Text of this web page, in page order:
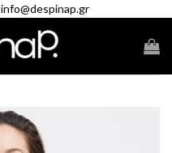
info@despinap.gr